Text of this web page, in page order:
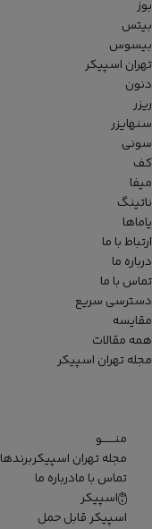
بوز
بیتس
بیسوس
تهران اسپیکر
دنون
ریزر
سنهایزر
سونی
کف
میفا
ناتینگ
یاماها
ارتباط با ما
درباره ما
تماس با ما
دسترسی سریع
مقایسه
همه مقالات
مجله تهران اسپیکر
منـــــــو
مجله تهران اسپیکربرندها
تماس با مادرباره ما
اسپیکر
اسپیکر قابل حمل